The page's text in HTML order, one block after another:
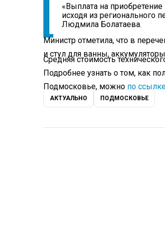
«Выплата на
исходя из регионального
Людмила Болатаева.
Министр отметила, что в
и стул для ванны,
Средняя стоимость
Подробнее узнать о том, как
Подмосковье, можно по
АКТУАЛЬНО ПОДМОСКОВЬЕ